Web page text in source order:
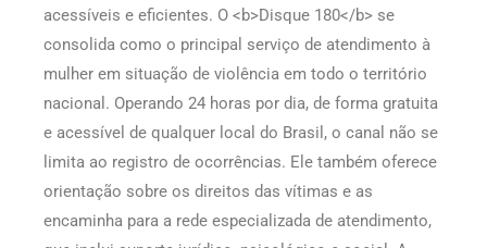
acessíveis e eficientes. O <b>Disque 180</b> se
consolida como o principal serviço de atendimento à
mulher em situação de violência em todo o território
nacional. Operando 24 horas por dia, de forma gratuita
e acessível de qualquer local do Brasil, o canal não se
limita ao registro de ocorrências. Ele também oferece
orientação sobre os direitos das vítimas e as
encaminha para a rede especializada de atendimento,